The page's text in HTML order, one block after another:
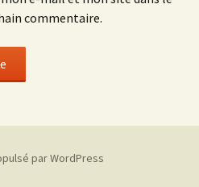
commentaire.
par WordPress